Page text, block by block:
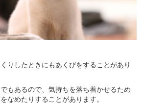
りしたときにもあくびをすることがあり
もあるので、気持ちを落ち着かせるため
なめたりすることがあります。